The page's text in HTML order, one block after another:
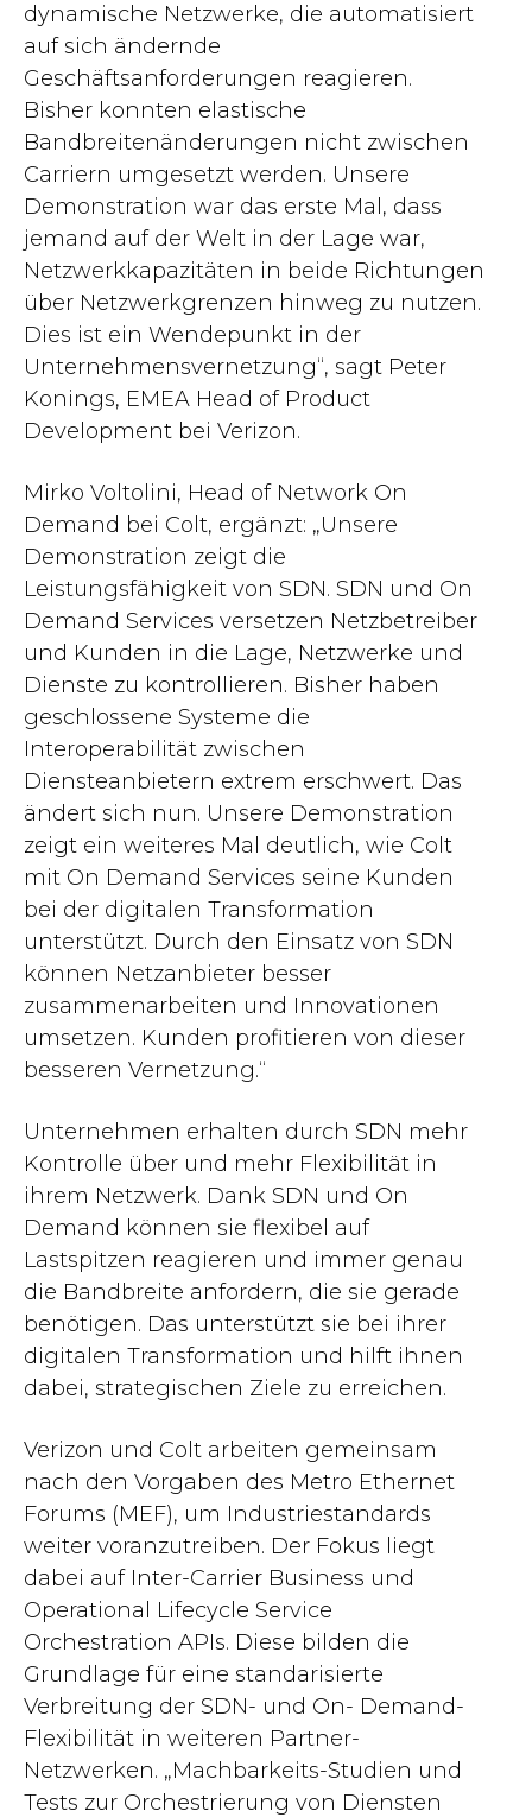
dynamische Netzwerke, die automatisiert
auf sich ändernde
Geschäftsanforderungen reagieren.
Bisher konnten elastische
Bandbreitenänderungen nicht zwischen
Carriern umgesetzt werden. Unsere
Demonstration war das erste Mal, dass
jemand auf der Welt in der Lage war,
Netzwerkkapazitäten in beide Richtungen
über Netzwerkgrenzen hinweg zu nutzen.
Dies ist ein Wendepunkt in der
Unternehmensvernetzung“, sagt Peter
Konings, EMEA Head of Product
Development bei Verizon.
Mirko Voltolini, Head of Network On
Demand bei Colt, ergänzt: „Unsere
Demonstration zeigt die
Leistungsfähigkeit von SDN. SDN und On
Demand Services versetzen Netzbetreiber
und Kunden in die Lage, Netzwerke und
Dienste zu kontrollieren. Bisher haben
geschlossene Systeme die
Interoperabilität zwischen
Diensteanbietern extrem erschwert. Das
ändert sich nun. Unsere Demonstration
zeigt ein weiteres Mal deutlich, wie Colt
mit On Demand Services seine Kunden
bei der digitalen Transformation
unterstützt. Durch den Einsatz von SDN
können Netzanbieter besser
zusammenarbeiten und Innovationen
umsetzen. Kunden profitieren von dieser
besseren Vernetzung.“
Unternehmen erhalten durch SDN mehr
Kontrolle über und mehr Flexibilität in
ihrem Netzwerk. Dank SDN und On
Demand können sie flexibel auf
Lastspitzen reagieren und immer genau
die Bandbreite anfordern, die sie gerade
benötigen. Das unterstützt sie bei ihrer
digitalen Transformation und hilft ihnen
dabei, strategischen Ziele zu erreichen.
Verizon und Colt arbeiten gemeinsam
nach den Vorgaben des Metro Ethernet
Forums (MEF), um Industriestandards
weiter voranzutreiben. Der Fokus liegt
dabei auf Inter-Carrier Business und
Operational Lifecycle Service
Orchestration APIs. Diese bilden die
Grundlage für eine standarisierte
Verbreitung der SDN- und On- Demand-
Flexibilität in weiteren Partner-
Netzwerken. „Machbarkeits-Studien und
Tests zur Orchestrierung von Diensten